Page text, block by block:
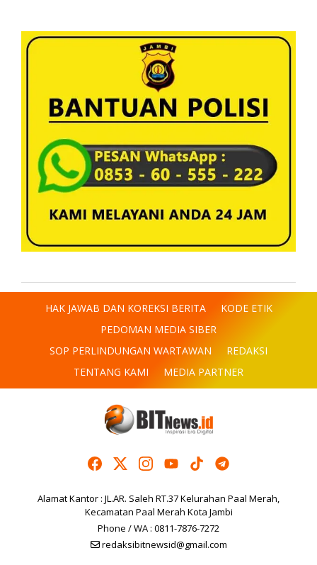
HAK JAWAB DAN KOREKSI BERITA
KODE ETIK
PEDOMAN MEDIA SIBER
SOP PERLINDUNGAN WARTAWAN
REDAKSI
TENTANG KAMI
MEDIA PARTNER
Alamat Kantor : JL.AR. Saleh RT.37 Kelurahan Paal Merah,
Kecamatan Paal Merah Kota Jambi
Phone / WA : 0811-7876-7272
redaksibitnewsid@gmail.com